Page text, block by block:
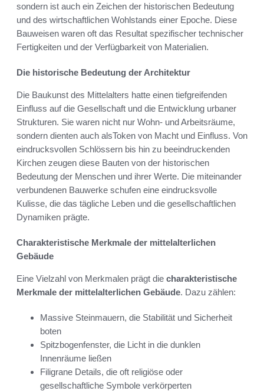
sondern ist auch ein Zeichen der historischen Bedeutung
und des wirtschaftlichen Wohlstands einer Epoche. Diese
Bauweisen waren oft das Resultat spezifischer technischer
Fertigkeiten und der Verfügbarkeit von Materialien.
Die historische Bedeutung der Architektur
Die Baukunst des Mittelalters hatte einen tiefgreifenden
Einfluss auf die Gesellschaft und die Entwicklung urbaner
Strukturen. Sie waren nicht nur Wohn- und Arbeitsräume,
sondern dienten auch alsToken von Macht und Einfluss. Von
eindrucksvollen Schlössern bis hin zu beeindruckenden
Kirchen zeugen diese Bauten von der historischen
Bedeutung der Menschen und ihrer Werte. Die miteinander
verbundenen Bauwerke schufen eine eindrucksvolle
Kulisse, die das tägliche Leben und die gesellschaftlichen
Dynamiken prägte.
Charakteristische Merkmale der mittelalterlichen
Gebäude
Eine Vielzahl von Merkmalen prägt die charakteristische
Merkmale der mittelalterlichen Gebäude. Dazu zählen:
Massive Steinmauern, die Stabilität und Sicherheit
boten
Spitzbogenfenster, die Licht in die dunklen
Innenräume ließen
Filigrane Details, die oft religiöse oder
gesellschaftliche Symbole verkörperten